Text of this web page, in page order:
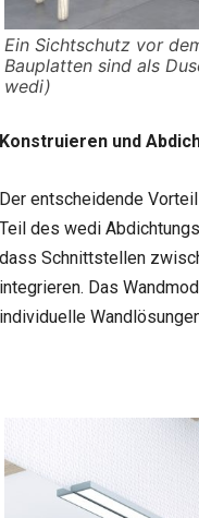
Ein Sichtschutz vor
Bauplatten sind als
wedi)
Konstruieren und
Der entscheidende
Teil des wedi
dass Schnittstellen
integrieren. Das
individuelle